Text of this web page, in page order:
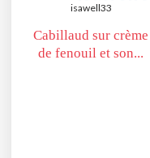
isawell33
Cabillaud sur crème
de fenouil et son...